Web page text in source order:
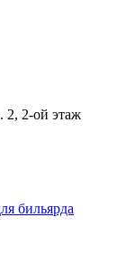
2, 2-ой этаж